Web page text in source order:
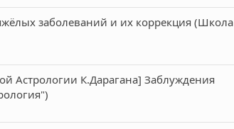
заболеваний и их коррекция (Школа
Астрологии К.Дарагана] Заблуждения